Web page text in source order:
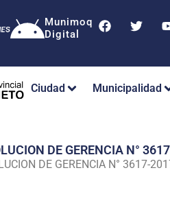
Munimoq
Digital
Ciudad Municipalidad
DE GERENCIA N°
DE GERENCIA N° 3617-